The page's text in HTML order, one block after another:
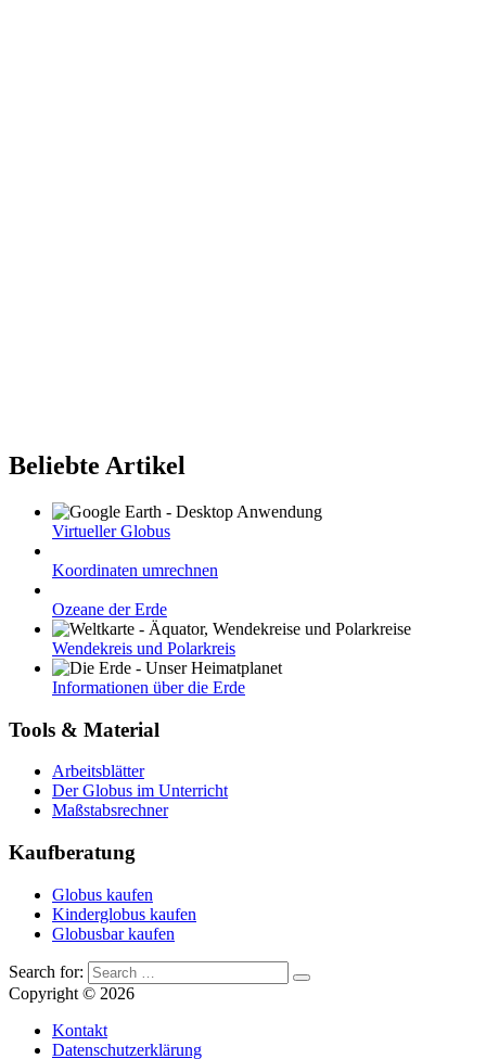
Beliebte Artikel
Virtueller Globus
Koordinaten umrechnen
Ozeane der Erde
Wendekreis und Polarkreis
Informationen über die Erde
Tools & Material
Arbeitsblätter
Der Globus im Unterricht
Maßstabsrechner
Kaufberatung
Globus kaufen
Kinderglobus kaufen
Globusbar kaufen
Search for:
Copyright © 2026
Kontakt
Datenschutzerklärung